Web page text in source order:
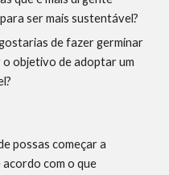
ser mais sustentável?
de fazer germinar
o objetivo de adoptar um
?
possas começar a
com o que